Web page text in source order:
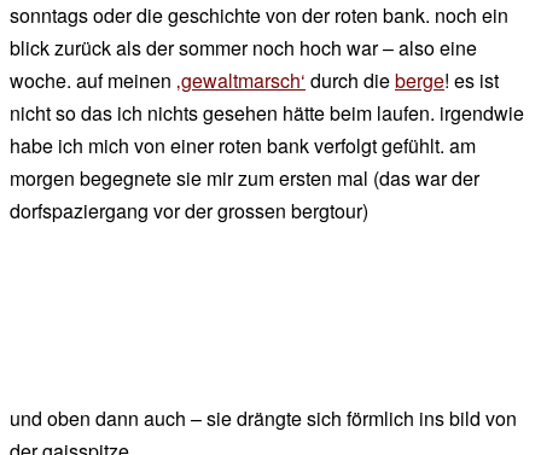
chef
sonntags oder die geschichte von der roten bank. noch ein
blick zurück als der sommer noch hoch war – also eine
woche. auf meinen ‚gewaltmarsch‘ durch dieberge! es ist
nicht so das ich nichts gesehen hätte beim laufen. irgendwie
habe ich mich von einer roten bank verfolgt gefühlt. am
morgen begegnete sie mir zum ersten mal (das war der
dorfspaziergang vor der grossen bergtour)
und oben dann auch – sie drängte sich förmlich ins bild von